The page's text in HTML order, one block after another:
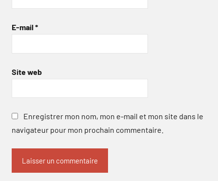
E-mail *
Site web
Enregistrer mon nom, mon e-mail et mon site dans le
navigateur pour mon prochain commentaire.